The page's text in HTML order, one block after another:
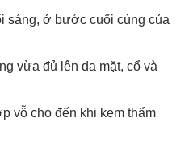
sáng, ở bước cuối cùng của
vừa đủ lên da mặt, cổ và
vỗ cho đến khi kem thẩm